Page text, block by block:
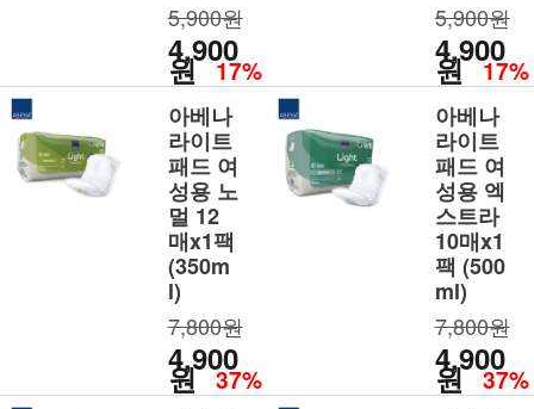
5,900원
4,900
원 17%
5,900원
4,900
원 17%
아베나
라이트
패드 여
성용 노
멀 12
매x1팩
(350m
l)
7,800원
4,900
원 37%
아베나
라이트
패드 여
성용 엑
스트라
10매x1
팩 (500
ml)
7,800원
4,900
원 37%